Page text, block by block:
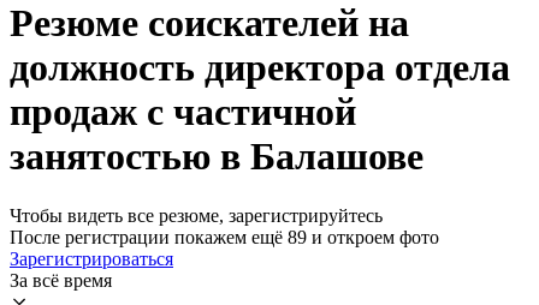
Резюме соискателей на
должность директора отдела
продаж с частичной
занятостью в Балашове
Чтобы видеть все резюме, зарегистрируйтесь
После регистрации покажем ещё 89 и откроем фото
Зарегистрироваться
За всё время